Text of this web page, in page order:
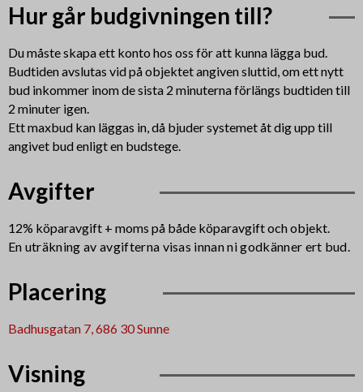
Hur går budgivningen till?
Du måste skapa ett konto hos oss för att kunna lägga bud.
Budtiden avslutas vid på objektet angiven sluttid, om ett nytt
bud inkommer inom de sista 2 minuterna förlängs budtiden till
2 minuter igen.
Ett maxbud kan läggas in, då bjuder systemet åt dig upp till
angivet bud enligt en budstege.
Avgifter
12% köparavgift + moms på både köparavgift och objekt.
En uträkning av avgifterna visas innan ni godkänner ert bud.
Placering
Badhusgatan 7, 686 30 Sunne
Visning